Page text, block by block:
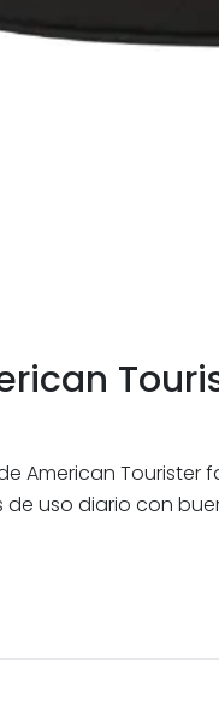
American
uso diario con